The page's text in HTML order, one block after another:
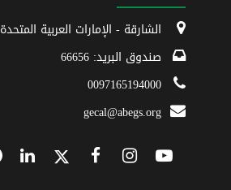
الشارقة - الإمارات العربية المتحدة
صندوق البريد: 66656
0097165194000
gecal@abegs.org